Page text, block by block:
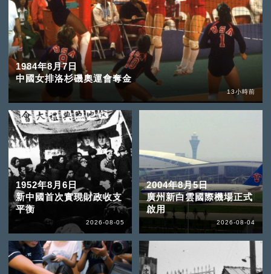
1984年8月7日
中國女排洛杉磯奧運會奪金
13小時前
1952年8月6日
新中國首次實現財政收支
平衡
2026-08-05
2004年8月5日
廣州新白雲國際機場正式
啟用
2026-08-04